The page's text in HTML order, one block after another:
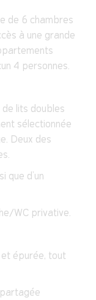
de 6 chambres
à une grande
4 personnes.
lits doubles
sélectionnée
Deux des
que d’un
WC privative.
et épurée, tout